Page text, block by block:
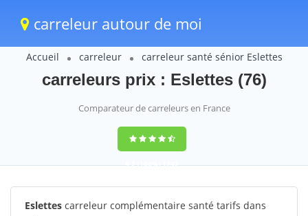
carreleur autour de moi
Accueil carreleur carreleur santé sénior Eslettes
carreleurs prix : Eslettes (76)
Comparateur de carreleurs en France
9,2(100%)1242
votes
Eslettes carreleur complémentaire santé tarifs dans